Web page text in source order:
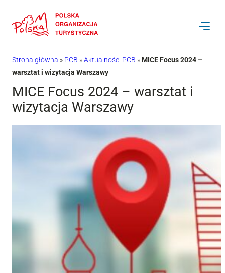
do
Strona główna » PCB »Aktualności PCB »MICE Focus 2024 –
warsztat i wizytacja Warszawy
MICE Focus 2024 – warsztat i
wizytacja Warszawy